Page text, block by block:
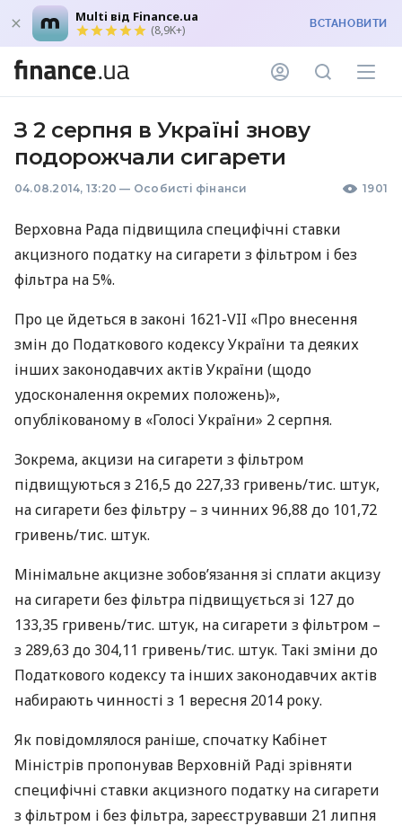
Multi від Finance.ua
(8,9K+) ВСТАНОВИТИ
З 2 серпня в Україні знову
подорожчали сигарети
04.08.2014, 13:20 — Особисті фінанси 1901
Верховна Рада підвищила специфічні ставки
акцизного податку на сигарети з фільтром і без
фільтра на 5%.
Про це йдеться в законі 1621-VII «Про внесення
змін до Податкового кодексу України та деяких
інших законодавчих актів України (щодо
удосконалення окремих положень)»,
опублікованому в «Голосі України» 2 серпня.
Зокрема, акцизи на сигарети з фільтром
підвищуються з 216,5 до 227,33 гривень/тис. штук,
на сигарети без фільтру – з чинних 96,88 до 101,72
гривень/тис. штук.
Мінімальне акцизне зобов’язання зі сплати акцизу
на сигарети без фільтра підвищується зі 127 до
133,35 гривень/тис. штук, на сигарети з фільтром –
з 289,63 до 304,11 гривень/тис. штук. Такі зміни до
Податкового кодексу та інших законодавчих актів
набирають чинності з 1 вересня 2014 року.
Як повідомлялося раніше, спочатку Кабінет
Міністрів пропонував Верховній Раді зрівняти
специфічні ставки акцизного податку на сигарети
з фільтром і без фільтра, зареєструвавши 21 липня